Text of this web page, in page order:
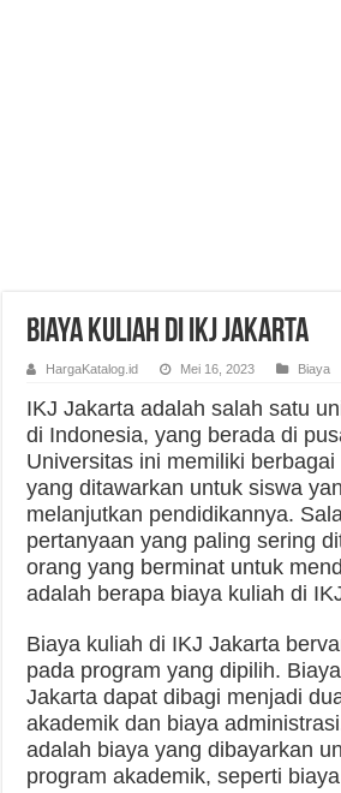
Biaya Kuliah di IKJ Jakarta
HargaKatalog.id Mei 16, 2023 Biaya
IKJ Jakarta adalah salah satu
di Indonesia, yang berada di
Universitas ini memiliki
yang ditawarkan untuk siswa
melanjutkan pendidikannya.
pertanyaan yang paling sering
orang yang berminat untuk
adalah berapa biaya kuliah di
Biaya kuliah di IKJ Jakarta
pada program yang dipilih.
Jakarta dapat dibagi menjadi
akademik dan biaya
adalah biaya yang dibayarkan
program akademik, seperti